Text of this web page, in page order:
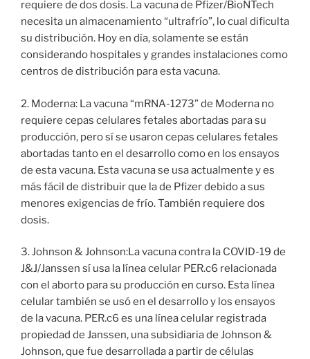
requiere de dos dosis. La vacuna de Pfizer/BioNTech
necesita un almacenamiento “ultrafrío”, lo cual dificulta
su distribución. Hoy en día, solamente se están
considerando hospitales y grandes instalaciones como
centros de distribución para esta vacuna.
2. Moderna: La vacuna “mRNA-1273” de Moderna no
requiere cepas celulares fetales abortadas para su
producción, pero sí se usaron cepas celulares fetales
abortadas tanto en el desarrollo como en los ensayos
de esta vacuna. Esta vacuna se usa actualmente y es
más fácil de distribuir que la de Pfizer debido a sus
menores exigencias de frío. También requiere dos
dosis.
3. Johnson & Johnson:La vacuna contra la COVID-19 de
J&J/Janssen sí usa la línea celular PER.c6 relacionada
con el aborto para su producción en curso. Esta línea
celular también se usó en el desarrollo y los ensayos
de la vacuna. PER.c6 es una línea celular registrada
propiedad de Janssen, una subsidiaria de Johnson &
Johnson, que fue desarrollada a partir de células